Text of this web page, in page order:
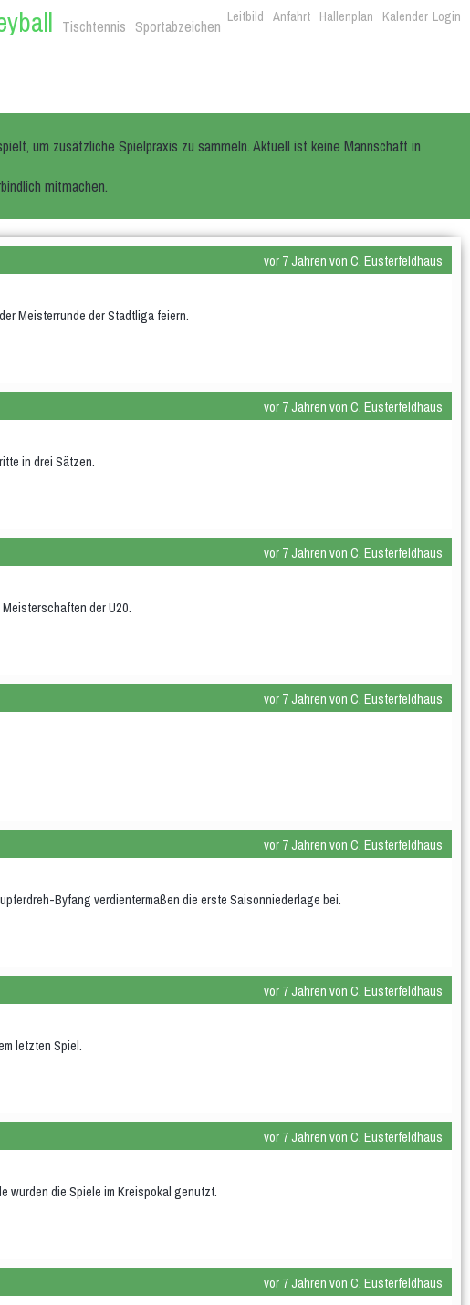
Login
Leitbild Anfahrt Hallenplan Kalender
Tischtennis Sportabzeichen
um zusätzliche Spielpraxis zu sammeln. Aktuell ist keine Mannschaft in
mitmachen.
vor 7 Jahren von C. Eusterfeldhaus
Meisterrunde der Stadtliga feiern.
vor 7 Jahren von C. Eusterfeldhaus
in drei Sätzen.
vor 7 Jahren von C. Eusterfeldhaus
der U20.
vor 7 Jahren von C. Eusterfeldhaus
vor 7 Jahren von C. Eusterfeldhaus
Byfang verdientermaßen die erste Saisonniederlage bei.
vor 7 Jahren von C. Eusterfeldhaus
letzten Spiel.
vor 7 Jahren von C. Eusterfeldhaus
wurden die Spiele im Kreispokal genutzt.
vor 7 Jahren von C. Eusterfeldhaus